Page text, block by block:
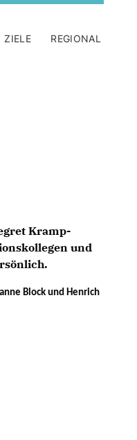
ZIELE REGIONAL
Kramp-
und
Block und Henrich